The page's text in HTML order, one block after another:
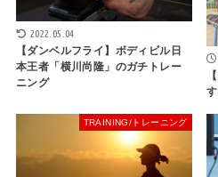
2022.05.04
【ダンベルフライ】ボディビル日
本王者「横川尚隆」のガチトレー
ニング
TRAINING/トレーニング